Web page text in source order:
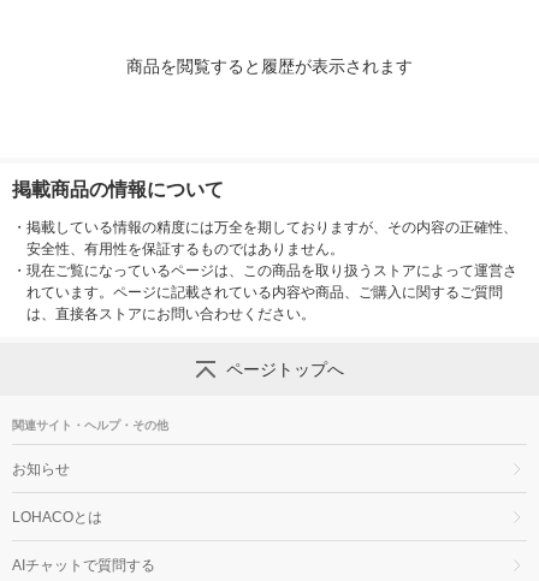
商品を閲覧すると履歴が表示されます
掲載商品の情報について
・ 掲載している情報の精度には万全を期しておりますが、その内容の正確性、
安全性、有用性を保証するものではありません。
・ 現在ご覧になっているページは、この商品を取り扱うストアによって運営さ
れています。ページに記載されている内容や商品、ご購入に関するご質問
は、直接各ストアにお問い合わせください。
ページトップへ
関連サイト・ヘルプ・その他
お知らせ
LOHACOとは
AIチャットで質問する